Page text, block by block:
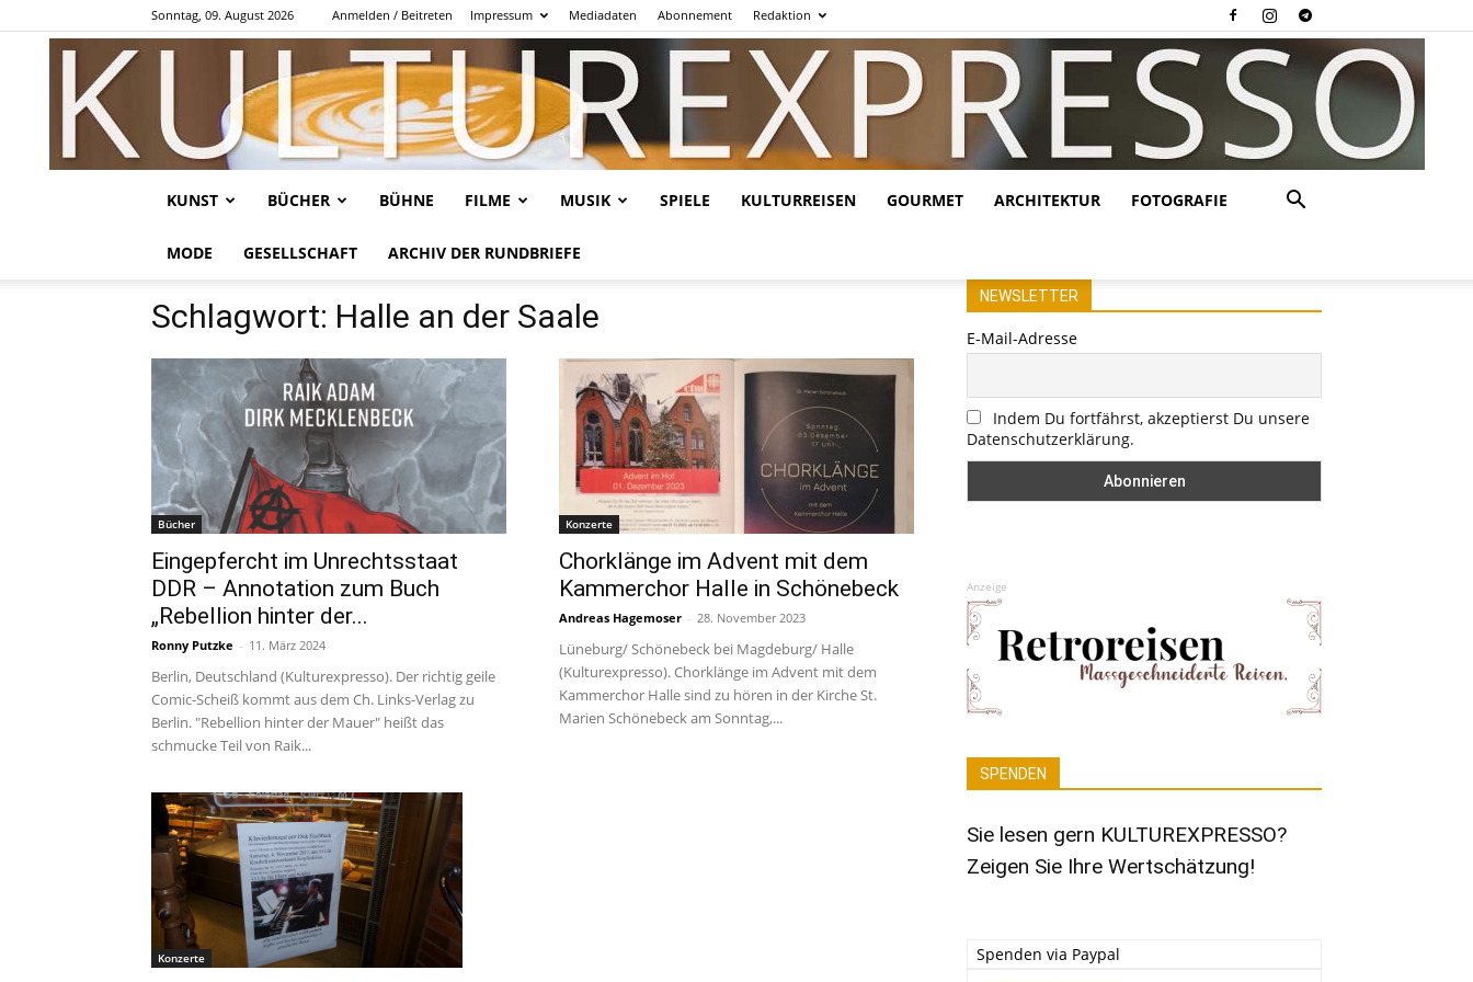
Sonntag, 09. August 2026 Anmelden / Beitreten Impressum Mediadaten Abonnement Redaktion
KUNST BÜCHER BÜHNE FILME MUSIK SPIELE KULTURREISEN GOURMET ARCHITEKTUR FOTOGRAFIE
MODE GESELLSCHAFT ARCHIV DER RUNDBRIEFE
Schlagwort: Halle an der Saale
Bücher
Eingepfercht im Unrechtsstaat
DDR – Annotation zum Buch
„Rebellion hinter der...
Ronny Putzke - 11. März 2024
Berlin, Deutschland (Kulturexpresso). Der richtig geile
Comic-Scheiß kommt aus dem Ch. Links-Verlag zu
Berlin. "Rebellion hinter der Mauer" heißt das
schmucke Teil von Raik...
Konzerte
Chorklänge im Advent mit dem
Kammerchor Halle in Schönebeck
Andreas Hagemoser - 28. November 2023
Lüneburg/ Schönebeck bei Magdeburg/ Halle
(Kulturexpresso). Chorklänge im Advent mit dem
Kammerchor Halle sind zu hören in der Kirche St.
Marien Schönebeck am Sonntag,...
Konzerte
NEWSLETTER
E-Mail-Adresse
Indem Du fortfährst, akzeptierst Du unsere
Datenschutzerklärung.
Anzeige
SPENDEN
Sie lesen gern KULTUREXPRESSO?
Zeigen Sie Ihre Wertschätzung!
Spenden via Paypal